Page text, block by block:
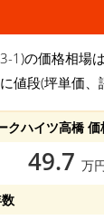
1)の価格相場は
段(坪単価、
クハイツ高橋
49.7 万